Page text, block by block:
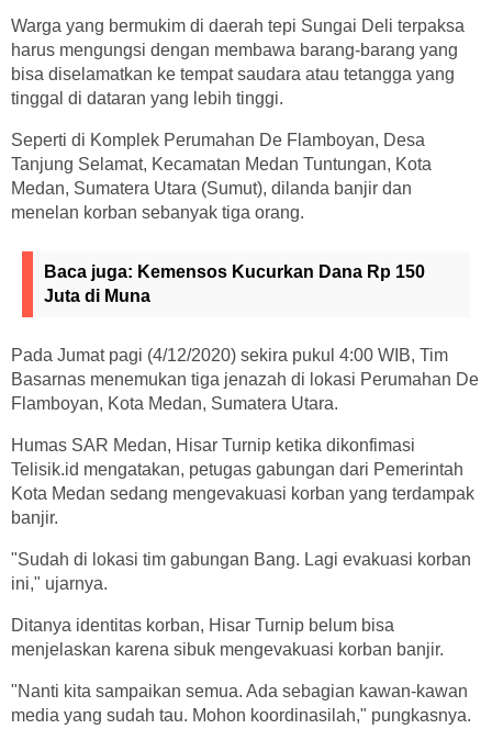
Warga yang bermukim di daerah tepi Sungai Deli terpaksa
harus mengungsi dengan membawa barang-barang yang
bisa diselamatkan ke tempat saudara atau tetangga yang
tinggal di dataran yang lebih tinggi.
Seperti di Komplek Perumahan De Flamboyan, Desa
Tanjung Selamat, Kecamatan Medan Tuntungan, Kota
Medan, Sumatera Utara (Sumut), dilanda banjir dan
menelan korban sebanyak tiga orang.
Baca juga: Kemensos Kucurkan Dana Rp 150
Juta di Muna
Pada Jumat pagi (4/12/2020) sekira pukul 4:00 WIB, Tim
Basarnas menemukan tiga jenazah di lokasi Perumahan De
Flamboyan, Kota Medan, Sumatera Utara.
Humas SAR Medan, Hisar Turnip ketika dikonfimasi
Telisik.id mengatakan, petugas gabungan dari Pemerintah
Kota Medan sedang mengevakuasi korban yang terdampak
banjir.
"Sudah di lokasi tim gabungan Bang. Lagi evakuasi korban
ini," ujarnya.
Ditanya identitas korban, Hisar Turnip belum bisa
menjelaskan karena sibuk mengevakuasi korban banjir.
"Nanti kita sampaikan semua. Ada sebagian kawan-kawan
media yang sudah tau. Mohon koordinasilah," pungkasnya.